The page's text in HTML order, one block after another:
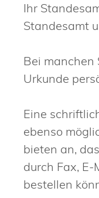
Ihr
Standesamt
Bei manchen
Urkunde
Eine
ebenso
bieten an,
durch Fax,
bestellen